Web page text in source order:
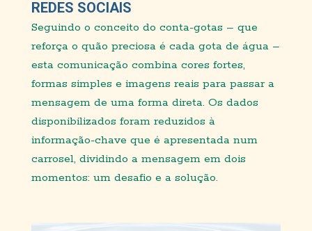
REDES SOCIAIS
Seguindo o conceito do conta-gotas – que
reforça o quão preciosa é cada gota de água –
esta comunicação combina cores fortes,
formas simples e imagens reais para passar a
mensagem de uma forma direta. Os dados
disponibilizados foram reduzidos à
informação-chave que é apresentada num
carrosel, dividindo a mensagem em dois
momentos: um desafio e a solução.